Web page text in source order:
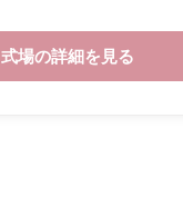
式場の詳細を見る